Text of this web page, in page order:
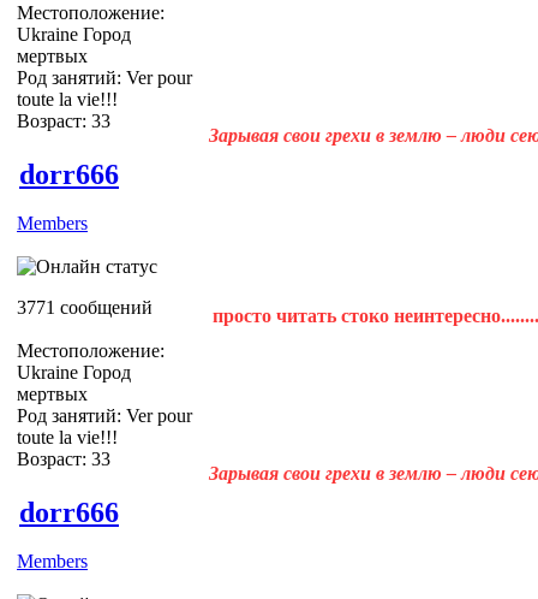
Местоположение:
Ukraine Город
мертвых
Род занятий: Ver pour
toute la vie!!!
Возраст: 33
Зарывая свои грехи в землю – люди
dorr666
Members
3771 сообщений
Местоположение:
Ukraine Город
мертвых
Род занятий: Ver pour
toute la vie!!!
Возраст: 33
просто читать стоко
Зарывая свои грехи в землю – люди
dorr666
Members